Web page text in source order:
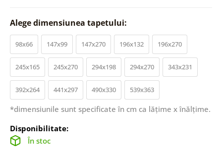
Alege dimensiunea tapetului:
98x66 147x99 147x270 196x132 196x270
245x165 245x270 294x198 294x270 343x231
392x264 441x297 490x330 539x363
*dimensiunile sunt specificate în cm ca lățime x înălțime.
Disponibilitate:
În stoc